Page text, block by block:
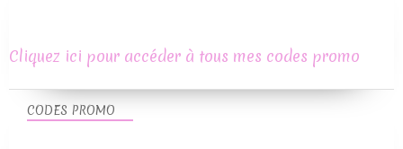
CODES PROMO
Cliquez ici pour accéder à tous mes codes promo